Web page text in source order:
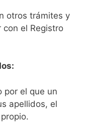
otros trámites y
con el Registro
por el que un
apellidos, el